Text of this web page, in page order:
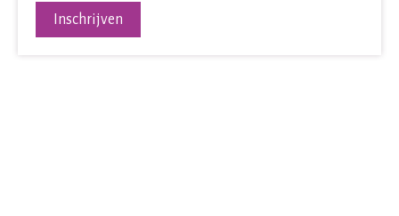
Inschrijven